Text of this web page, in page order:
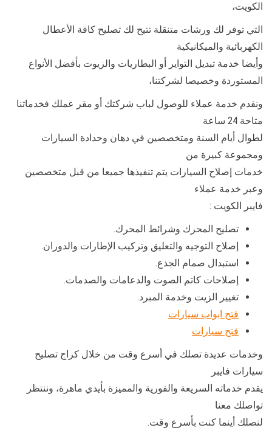
الكويت،
التي توفر لك ورشات متنقلة تتيح لك تصليح كافة الأعطال
الكهربائية والميكانيكية
وأيضا خدمة تبديل التواير أو البطاريات والزيوت بأفضل الأنواع
المستوردة وخصيصا لشركتنا،
ونقدم خدمة عملاء للوصول لباب شركتك أو مقر عملك فخدماتنا
متاحة 24 ساعة
لطوال أيام السنة ومتخصصين في دهان وحدادة السيارات
ومجموعة كبيرة من
خدمات إصلاح السيارات يتم تنفيذها جميعا من قبل متخصصين
وعبر خدمة عملاء
فايبر الكويت :
تصليح المحرك وشرائط المحرك.
إصلاح التوجيه والتعليق وتركيب الإطارات والدوران.
استبدال صمام الجذع.
إصلاحات كاتم الصوت والدعامات والصدمات.
تغيير الزيت وخدمة المبرد.
فتح ابواب سيارات
فتح سيارات
وخدمات عديدة تصلك في أسرع وقت من خلال كراج تصليح
سيارات فايبر
يقدم خدماته السريعة والفورية والمميزة بأيدي ماهرة، وننتظر
تواصلك معنا
لنصلك أينما كنت بأسرع وقت.